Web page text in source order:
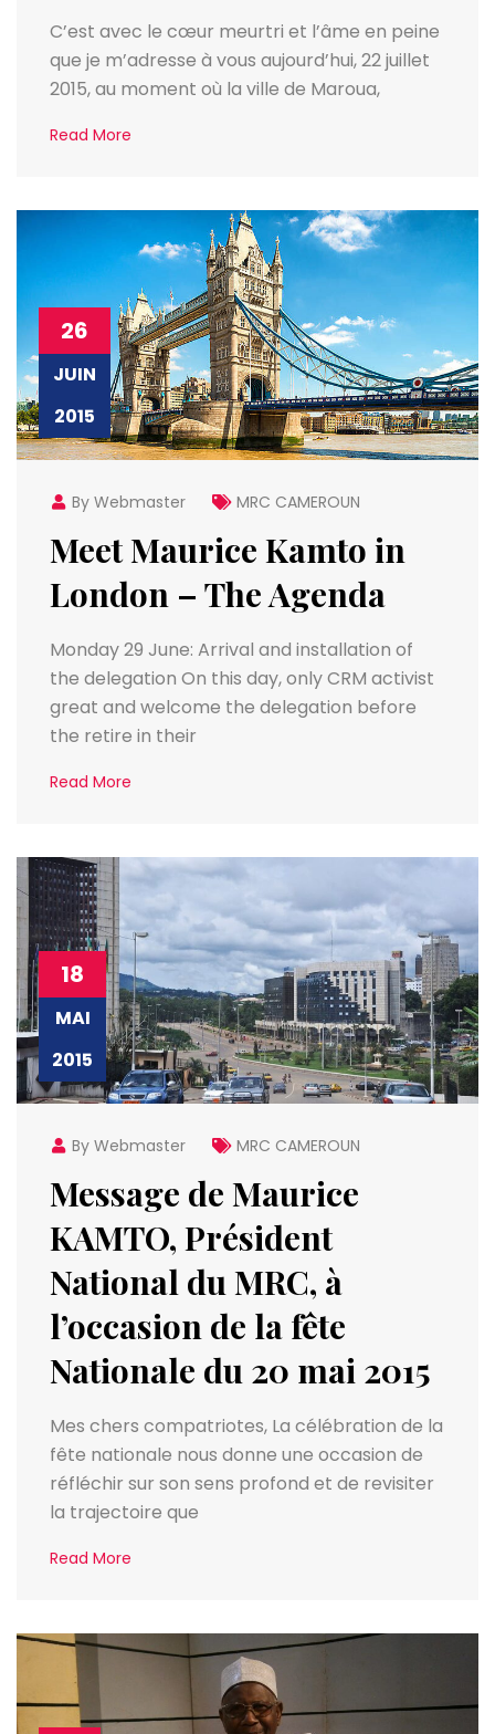
C’est avec le cœur meurtri et l’âme en peine
que je m’adresse à vous aujourd’hui, 22 juillet
2015, au moment où la ville de Maroua,
Read More
26
JUIN
2015
By Webmaster MRC CAMEROUN
Meet Maurice Kamto in
London – The Agenda
Monday 29 June: Arrival and installation of
the delegation On this day, only CRM activist
great and welcome the delegation before
the retire in their
Read More
18
MAI
2015
By Webmaster MRC CAMEROUN
Message de Maurice
KAMTO, Président
National du MRC, à
l’occasion de la fête
Nationale du 20 mai 2015
Mes chers compatriotes, La célébration de la
fête nationale nous donne une occasion de
réfléchir sur son sens profond et de revisiter
la trajectoire que
Read More